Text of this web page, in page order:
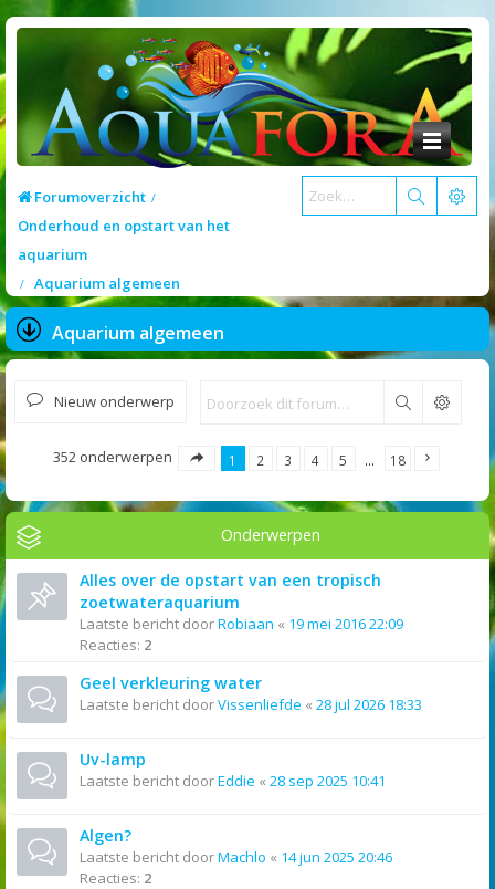
Forumoverzicht
Onderhoud en opstart van het
aquarium
Aquarium algemeen
Aquarium algemeen
Nieuw onderwerp Zoek
352 onderwerpen 1 2 3 4 5 … 18
Onderwerpen
Alles over de opstart van een tropisch
zoetwateraquarium
Laatste bericht doorRobiaan « 19 mei 2016 22:09
Reacties: 2
Geel verkleuring water
Laatste bericht doorVissenliefde « 28 jul 2026 18:33
Uv-lamp
Laatste bericht doorEddie « 28 sep 2025 10:41
Algen?
Laatste bericht doorMachlo « 14 jun 2025 20:46
Reacties: 2